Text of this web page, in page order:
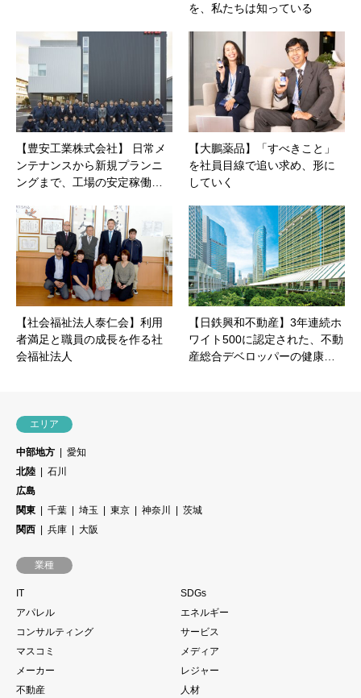
を、私たちは知っている
【豊安工業株式会社】 日常メ
ンテナンスから新規プランニ
ングまで、工場の安定稼働…
【大鵬薬品】「すべきこと」
を社員目線で追い求め、形に
していく
【社会福祉法人泰仁会】利用
者満足と職員の成長を作る社
会福祉法人
【日鉄興和不動産】3年連続ホ
ワイト500に認定された、不動
産総合デベロッパーの健康…
エリア
中部地方
愛知
北陸
石川
広島
関東
千葉 埼玉 東京 神奈川
茨城
関西
兵庫 大阪
業種
IT
SDGs
アパレル
エネルギー
コンサルティング
サービス
マスコミ
メディア
メーカー
レジャー
不動産
人材